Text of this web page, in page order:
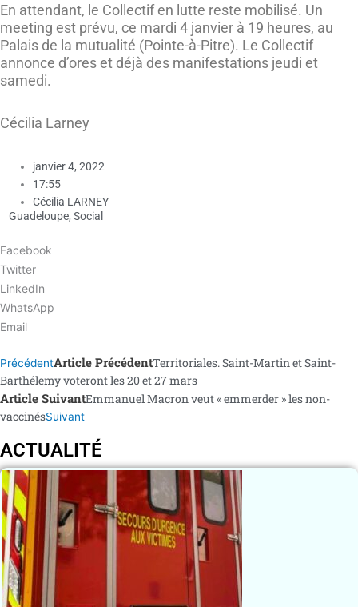
En attendant, le Collectif en lutte reste mobilisé. Un
meeting est prévu, ce mardi 4 janvier à 19 heures, au
Palais de la mutualité (Pointe-à-Pitre). Le Collectif
annonce d’ores et déjà des manifestations jeudi et
samedi.
Cécilia Larney
janvier 4, 2022
17:55
Cécilia LARNEY
Guadeloupe, Social
Facebook
Twitter
LinkedIn
WhatsApp
Email
PrécédentArticle PrécédentTerritoriales. Saint-Martin et Saint-
Barthélemy voteront les 20 et 27 mars
Article SuivantEmmanuel Macron veut « emmerder » les non-
vaccinésSuivant
ACTUALITÉ